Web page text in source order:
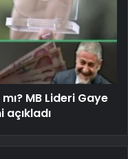
MB Lideri Gaye